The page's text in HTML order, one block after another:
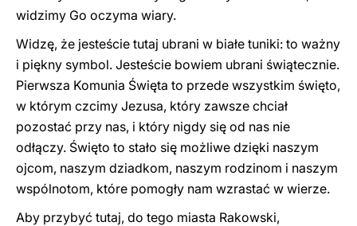
widzimy Go oczyma wiary.
Widzę, że jesteście tutaj ubrani w białe tuniki: to ważny
i piękny symbol. Jesteście bowiem ubrani świątecznie.
Pierwsza Komunia Święta to przede wszystkim święto,
w którym czcimy Jezusa, który zawsze chciał
pozostać przy nas, i który nigdy się od nas nie
odłączy. Święto to stało się możliwe dzięki naszym
ojcom, naszym dziadkom, naszym rodzinom i naszym
wspólnotom, które pomogły nam wzrastać w wierze.
Aby przybyć tutaj, do tego miasta Rakowski,